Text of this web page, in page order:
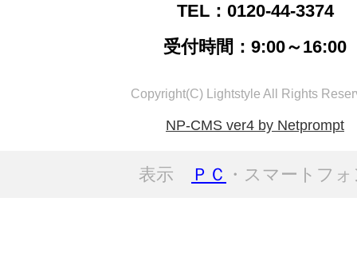
TEL：0120-44-3374
受付時間：9:00～16:00
Copyright(C) Lightstyle All Rights
NP-CMS ver4 by Netprompt
表示 ＰＣ ・スマートフ